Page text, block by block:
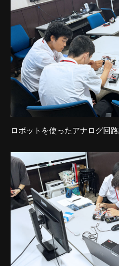
ロボットを使ったアナログ回